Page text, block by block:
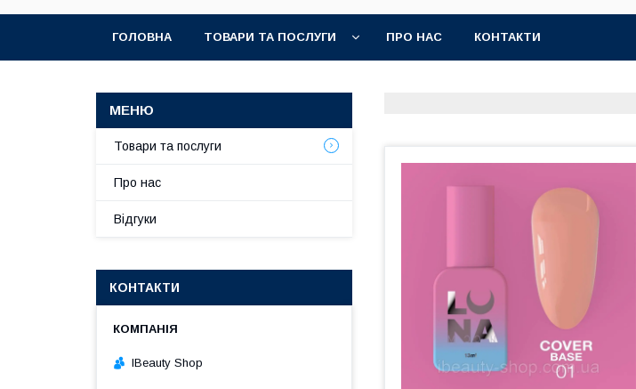
ГОЛОВНА ТОВАРИ ТА ПОСЛУГИ ПРО НАС КОНТАКТИ
Товари та послуги
Про нас
Відгуки
КОНТАКТИ
IBeauty Shop